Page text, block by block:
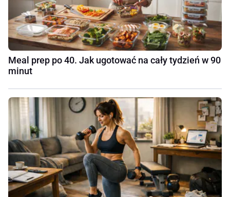
Meal prep po 40. Jak ugotować na cały tydzień w 90
minut